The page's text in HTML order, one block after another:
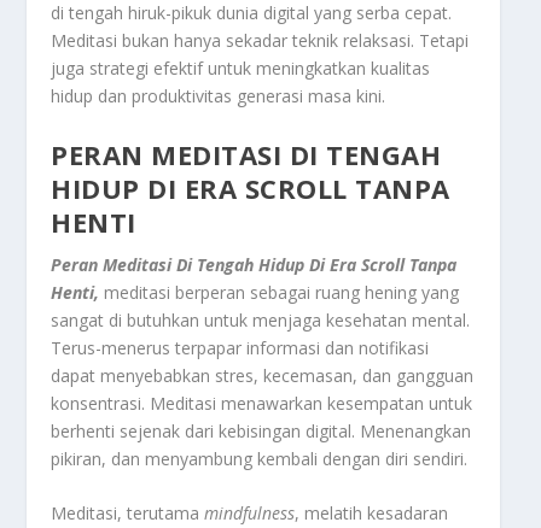
di tengah hiruk-pikuk dunia digital yang serba cepat.
Meditasi bukan hanya sekadar teknik relaksasi. Tetapi
juga strategi efektif untuk meningkatkan kualitas
hidup dan produktivitas generasi masa kini.
PERAN MEDITASI DI TENGAH
HIDUP DI ERA SCROLL TANPA
HENTI
Peran Meditasi Di Tengah Hidup Di Era Scroll Tanpa
Henti, meditasi berperan sebagai ruang hening yang
sangat di butuhkan untuk menjaga kesehatan mental.
Terus-menerus terpapar informasi dan notifikasi
dapat menyebabkan stres, kecemasan, dan gangguan
konsentrasi. Meditasi menawarkan kesempatan untuk
berhenti sejenak dari kebisingan digital. Menenangkan
pikiran, dan menyambung kembali dengan diri sendiri.
Meditasi, terutamamindfulness, melatih kesadaran